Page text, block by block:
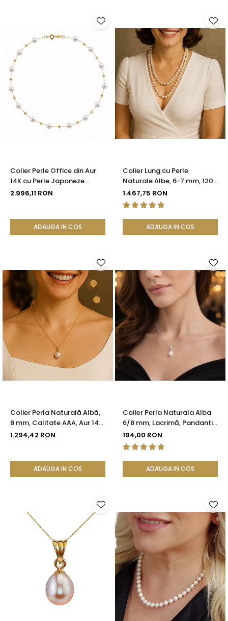
Colier Perle Office din Aur
14K cu Perle Japoneze
Akoya 5,5 mm și Bile de Aur |
2.996,11 RON
ADAUGA IN COS
Colier Lung cu Perle
Naturale Albe, 6-7 mm, 120
cm, Închizătoare Argint 925
| KASKADDA®
1.467,75 RON
ADAUGA IN COS
Colier Perla Naturală Albă,
8 mm, Calitate AAA, Aur 14K
(aur 585) | KASKADDA®
1.294,42 RON
ADAUGA IN COS
Colier Perla Naturala Alba
6/8 mm, Lacrimă, Pandantiv
Argint 925 | KASKADDA®
194,00 RON
ADAUGA IN COS